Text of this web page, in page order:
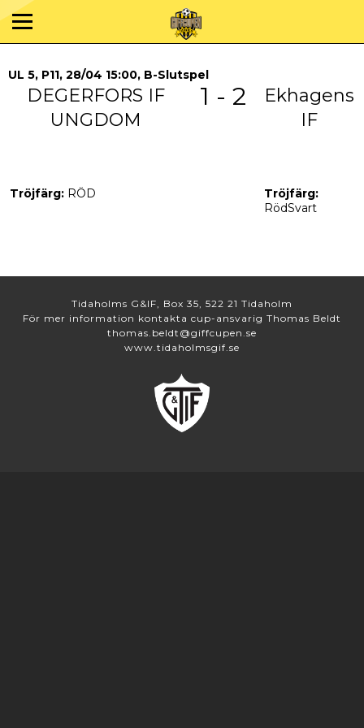
UL 5, P11, 28/04 15:00, B-Slutspel
DEGERFORS IF
UNGDOM
1 - 2
Ekhagens
IF
Tröjfärg: RÖD
Tröjfärg:
RödSvart
Tidaholms G&IF, Box 35, 522 21 Tidaholm
För mer information kontakta cup-ansvarig Thomas Beldt
thomas.beldt@giffcupen.se
www.tidaholmsgif.se